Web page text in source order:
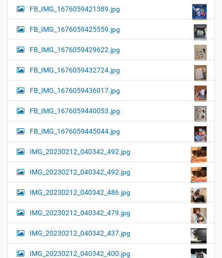
FB_IMG_1676059421389.jpg
FB_IMG_1676059425559.jpg
FB_IMG_1676059429622.jpg
FB_IMG_1676059432724.jpg
FB_IMG_1676059436017.jpg
FB_IMG_1676059440053.jpg
FB_IMG_1676059445044.jpg
IMG_20230212_040342_492.jpg
IMG_20230212_040342_492.jpg
IMG_20230212_040342_486.jpg
IMG_20230212_040342_479.jpg
IMG_20230212_040342_437.jpg
IMG_20230212_040342_400.jpg